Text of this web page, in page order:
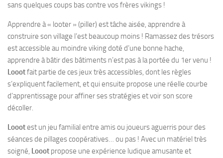
sans quelques coups bas contre vos frères vikings !
Apprendre à « looter » (piller) est tâche aisée, apprendre à
construire son village l’est beaucoup moins ! Ramassez des trésors
est accessible au moindre viking doté d’une bonne hache,
apprendre à bâtir des bâtiments n’est pas à la portée du 1er venu !
Loootfait partie de ces jeux très accessibles, dont les règles
s’expliquent facilement, et qui ensuite propose une réelle courbe
d’apprentissage pour affiner ses stratégies et voir son score
décoller.
Loootest un jeu familial entre amis ou joueurs aguerris pour des
séances de pillages coopératives… ou pas ! Avec un matériel très
soigné, Looot propose une expérience ludique amusante et